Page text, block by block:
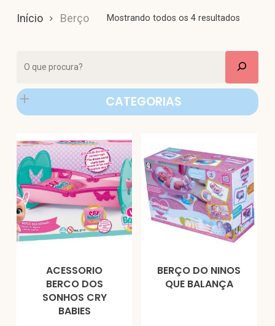
Mostrando todos os 4 resultados
Início Berço
CATEGORIAS
ACESSORIO
BERCO DOS
SONHOS CRY
BABIES
BERÇO DO NINOS
QUE BALANÇA